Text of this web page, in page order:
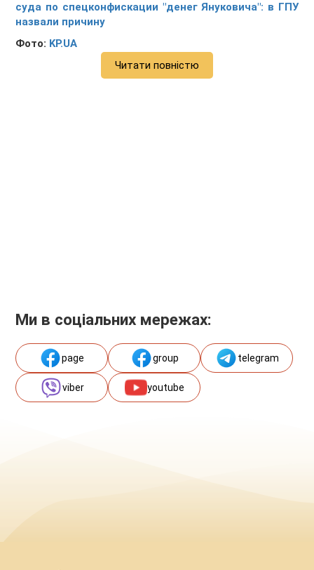
суда по спецконфискации "денег Януковича": в ГПУ
назвали причину
Фото: KP.UA
Читати повністю
Ми в соціальних мережах:
page group telegram
viber youtube